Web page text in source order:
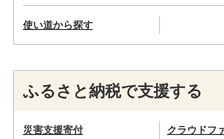
使い道から探す
ふるさと納税で支援する
災害支援寄付 クラウドフ